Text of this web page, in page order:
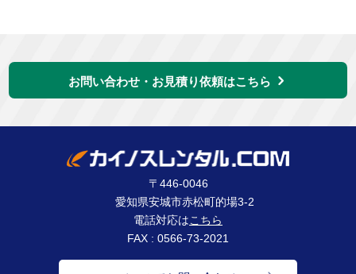
お問い合わせ・お見積り依頼はこちら
〒446-0046
愛知県安城市赤松町的場3-2
電話対応はこちら
FAX : 0566-73-2021